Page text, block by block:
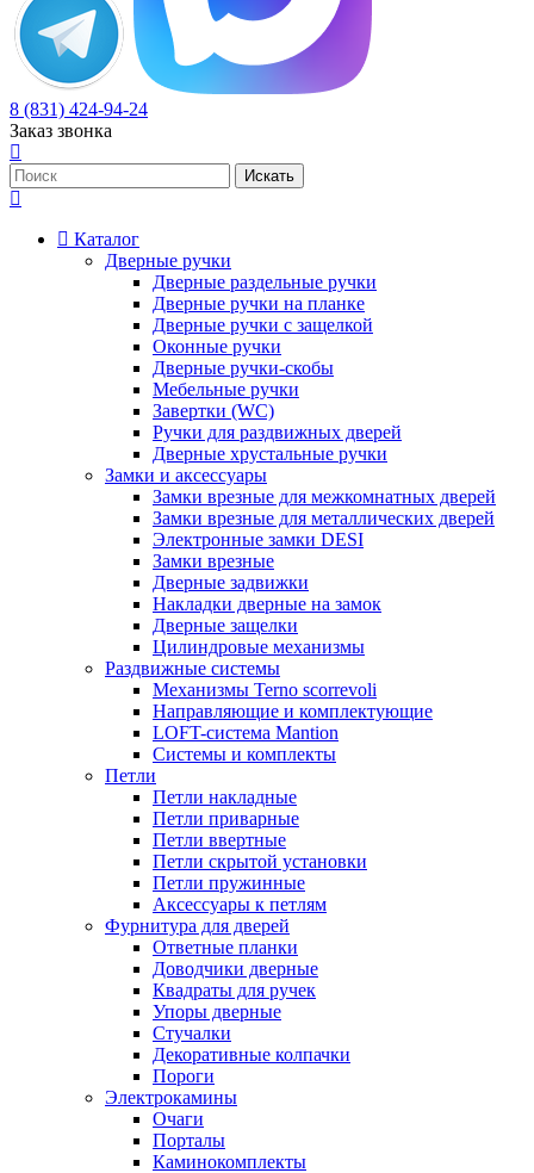
8 (831) 424-94-24
Заказ звонка
Каталог
Дверные ручки
Дверные раздельные ручки
Дверные ручки на планке
Дверные ручки с защелкой
Оконные ручки
Дверные ручки-скобы
Мебельные ручки
Завертки (WC)
Ручки для раздвижных дверей
Дверные хрустальные ручки
Замки и аксессуары
Замки врезные для межкомнатных дверей
Замки врезные для металлических дверей
Электронные замки DESI
Замки врезные
Дверные задвижки
Накладки дверные на замок
Дверные защелки
Цилиндровые механизмы
Раздвижные системы
Механизмы Terno scorrevoli
Направляющие и комплектующие
LOFT-cистема Mantion
Системы и комплекты
Петли
Петли накладные
Петли приварные
Петли ввертные
Петли скрытой установки
Петли пружинные
Аксессуары к петлям
Фурнитура для дверей
Ответные планки
Доводчики дверные
Квадраты для ручек
Упоры дверные
Стучалки
Декоративные колпачки
Пороги
Электрокамины
Очаги
Порталы
Каминокомплекты